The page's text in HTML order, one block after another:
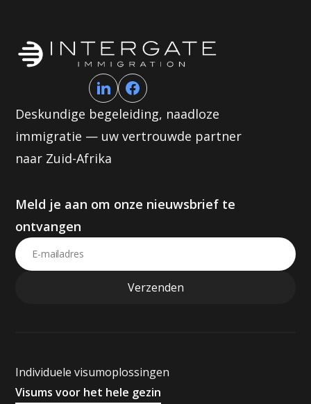
Deskundige begeleiding, naadloze
immigratie — uw vertrouwde partner
naar Zuid-Afrika
Meld je aan om onze nieuwsbrief te
ontvangen
Individuele visumoplossingen
Visums voor het hele gezin